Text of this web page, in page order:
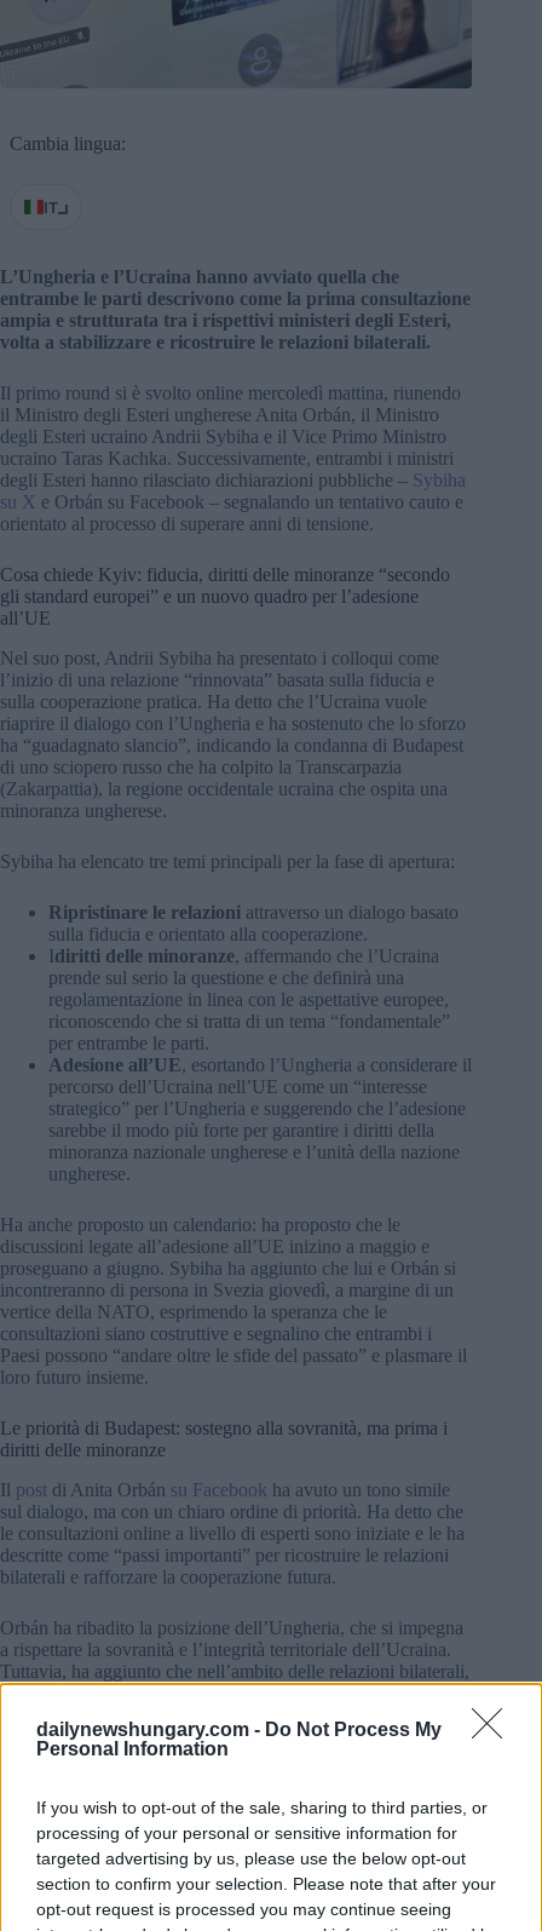
dailynewshungary.com - Do Not Process My
Personal Information
If you wish to opt-out of the sale, sharing to third parties, or
processing of your personal or sensitive information for
targeted advertising by us, please use the below opt-out
section to confirm your selection. Please note that after your
opt-out request is processed you may continue seeing
Cambia lingua:
IT
L’Ungheria e l’Ucraina hanno avviato quella che
entrambe le parti descrivono come la prima consultazione
ampia e strutturata tra i rispettivi ministeri degli Esteri,
volta a stabilizzare e ricostruire le relazioni bilaterali.
Il primo round si è svolto online mercoledì mattina, riunendo
il Ministro degli Esteri ungherese Anita Orbán, il Ministro
degli Esteri ucraino Andrii Sybiha e il Vice Primo Ministro
ucraino Taras Kachka. Successivamente, entrambi i ministri
degli Esteri hanno rilasciato dichiarazioni pubbliche – Sybiha
su X e Orbán su Facebook – segnalando un tentativo cauto e
orientato al processo di superare anni di tensione.
Cosa chiede Kyiv: fiducia, diritti delle minoranze “secondo
gli standard europei” e un nuovo quadro per l’adesione
all’UE
Nel suo post, Andrii Sybiha ha presentato i colloqui come
l’inizio di una relazione “rinnovata” basata sulla fiducia e
sulla cooperazione pratica. Ha detto che l’Ucraina vuole
riaprire il dialogo con l’Ungheria e ha sostenuto che lo sforzo
ha “guadagnato slancio”, indicando la condanna di Budapest
di uno sciopero russo che ha colpito la Transcarpazia
(Zakarpattia), la regione occidentale ucraina che ospita una
minoranza ungherese.
Sybiha ha elencato tre temi principali per la fase di apertura:
Ripristinare le relazioni attraverso un dialogo basato
sulla fiducia e orientato alla cooperazione.
Idiritti delle minoranze, affermando che l’Ucraina
prende sul serio la questione e che definirà una
regolamentazione in linea con le aspettative europee,
riconoscendo che si tratta di un tema “fondamentale”
per entrambe le parti.
Adesione all’UE, esortando l’Ungheria a considerare il
percorso dell’Ucraina nell’UE come un “interesse
strategico” per l’Ungheria e suggerendo che l’adesione
sarebbe il modo più forte per garantire i diritti della
minoranza nazionale ungherese e l’unità della nazione
ungherese.
Ha anche proposto un calendario: ha proposto che le
discussioni legate all’adesione all’UE inizino a maggio e
proseguano a giugno. Sybiha ha aggiunto che lui e Orbán si
incontreranno di persona in Svezia giovedì, a margine di un
vertice della NATO, esprimendo la speranza che le
consultazioni siano costruttive e segnalino che entrambi i
Paesi possono “andare oltre le sfide del passato” e plasmare il
loro futuro insieme.
Le priorità di Budapest: sostegno alla sovranità, ma prima i
diritti delle minoranze
Il post di Anita Orbán su Facebook ha avuto un tono simile
sul dialogo, ma con un chiaro ordine di priorità. Ha detto che
le consultazioni online a livello di esperti sono iniziate e le ha
descritte come “passi importanti” per ricostruire le relazioni
bilaterali e rafforzare la cooperazione futura.
Orbán ha ribadito la posizione dell’Ungheria, che si impegna
a rispettare la sovranità e l’integrità territoriale dell’Ucraina.
Tuttavia, ha aggiunto che nell’ambito delle relazioni bilaterali,
il “primo compito da risolvere” è la protezione coerente dei
una parte importante delle relazioni e un ponte tra i due
popoli. Ma ha sottolineato che un vero progresso richiede un
dialogo aperto, onesto e professionale, costruito su chiare
garanzie legali. Ha concluso dicendo che ritiene che le
consultazioni di oggi “possano essere l’inizio di un nuovo
processo”.